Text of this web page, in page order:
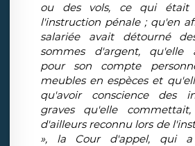
ou des vols, ce qui était
l'instruction pénale ; qu'en
salariée avait détourné
sommes d'argent, qu'elle
pour son compte
meubles en espèces et
qu'avoir conscience des
graves qu'elle
d'ailleurs reconnu lors de
», la Cour d'appel, qui a